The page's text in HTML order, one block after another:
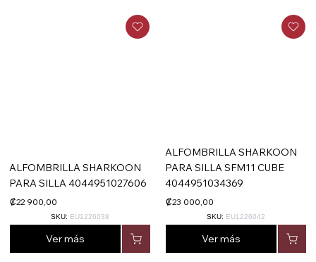
ALFOMBRILLA SHARKOON
PARA SILLA 4044951027606
₡22 900,00
Ver más
SKU: EU1226038
ALFOMBRILLA SHARKOON
PARA SILLA SFM11 CUBE
4044951034369
₡23 000,00
Ver más
SKU: EU1226042